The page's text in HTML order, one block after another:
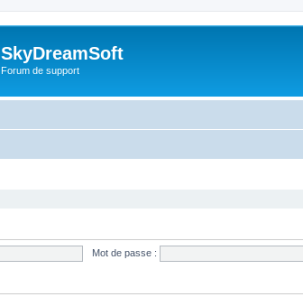
SkyDreamSoft
Forum de support
Mot de passe :